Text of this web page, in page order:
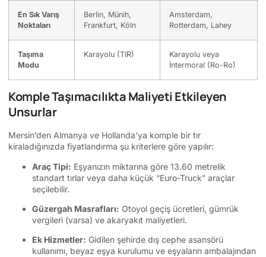
En Sık Varış
Noktaları
Berlin, Münih,
Frankfurt, Köln
Amsterdam,
Rotterdam, Lahey
Taşıma
Modu
Karayolu (TIR)
Karayolu veya
İntermoral (Ro-Ro)
Komple Taşımacılıkta Maliyeti Etkileyen
Unsurlar
Mersin’den Almanya ve Hollanda’ya komple bir tır
kiraladığınızda fiyatlandırma şu kriterlere göre yapılır:
Araç Tipi: Eşyanızın miktarına göre 13.60 metrelik
standart tırlar veya daha küçük “Euro-Truck” araçlar
seçilebilir.
Güzergah Masrafları: Otoyol geçiş ücretleri, gümrük
vergileri (varsa) ve akaryakıt maliyetleri.
Ek Hizmetler: Gidilen şehirde dış cephe asansörü
kullanımı, beyaz eşya kurulumu ve eşyaların ambalajından